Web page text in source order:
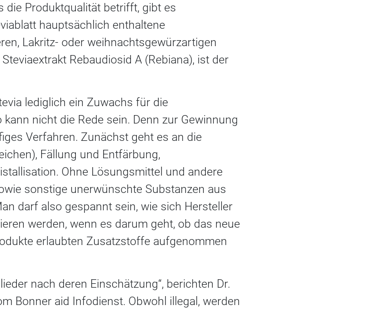
die Produktqualität betrifft, gibt es
hauptsächlich enthaltene
Lakritz- oder weihnachtsgewürzartigen
Rebaudiosid A (Rebiana), ist der
lediglich ein Zuwachs für die
nicht die Rede sein. Denn zur Gewinnung
Verfahren. Zunächst geht es an die
Fällung und Entfärbung,
Ohne Lösungsmittel und andere
sonstige unerwünschte Substanzen aus
darf also gespannt sein, wie sich Hersteller
werden, wenn es darum geht, ob das neue
erlaubten Zusatzstoffe aufgenommen
nach deren Einschätzung“, berichten Dr.
Bonner aid Infodienst. Obwohl illegal, werden